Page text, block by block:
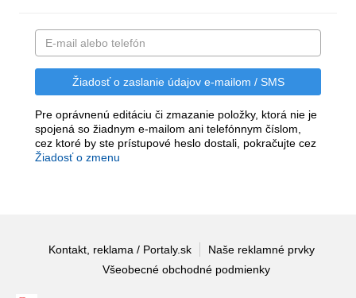
Pre oprávnenú editáciu či zmazanie položky, ktorá nie je
spojená so žiadnym e-mailom ani telefónnym číslom,
cez ktoré by ste prístupové heslo dostali, pokračujte cez
Žiadosť o zmenu
Kontakt, reklama / Portaly.sk
Naše reklamné prvky
Všeobecné obchodné podmienky